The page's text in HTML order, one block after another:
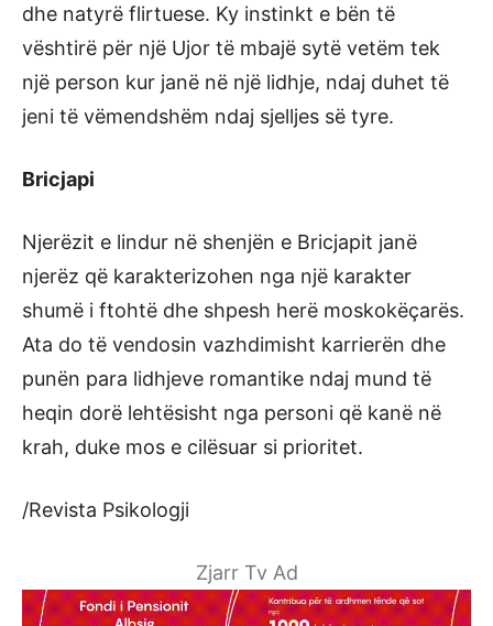
dhe natyrë flirtuese. Ky instinkt e bën të
vështirë për një Ujor të mbajë sytë vetëm tek
një person kur janë në një lidhje, ndaj duhet të
jeni të vëmendshëm ndaj sjelljes së tyre.
Bricjapi
Njerëzit e lindur në shenjën e Bricjapit janë
njerëz që karakterizohen nga një karakter
shumë i ftohtë dhe shpesh herë moskokëçarës.
Ata do të vendosin vazhdimisht karrierën dhe
punën para lidhjeve romantike ndaj mund të
heqin dorë lehtësisht nga personi që kanë në
krah, duke mos e cilësuar si prioritet.
/Revista Psikologji
Zjarr Tv Ad